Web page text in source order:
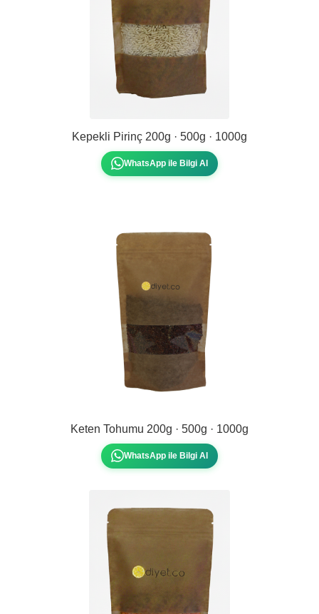
Kepekli Pirinç 200g · 500g · 1000g
WhatsApp ile Bilgi Al
Keten Tohumu 200g · 500g · 1000g
WhatsApp ile Bilgi Al